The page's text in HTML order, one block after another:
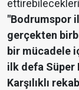
"Bodrumspor
gerçekten
bir mücadele
ilk defa Süper
Karşılıklı